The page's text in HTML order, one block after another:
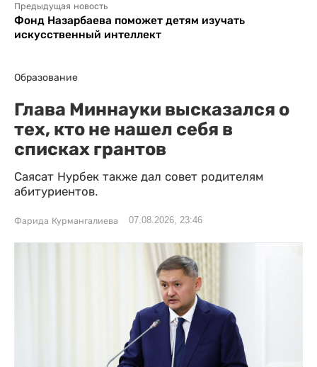
Предыдущая новость
Фонд Назарбаева поможет детям изучать
искусственный интеллект
Образование
Глава Миннауки высказался о
тех, кто не нашел себя в
списках грантов
Саясат Нурбек также дал совет родителям
абитуриентов.
Фарида Курмангалиева 07.08.2026, 23:46